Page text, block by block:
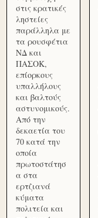
στις κρατικές
ληστείες
παράλληλα με
τα ρουσφέτια
ΝΔ και
ΠΑΣΟΚ,
επίορκους
υπαλλήλους
και βαλτούς
αστυνομικούς.
Από την
δεκαετία του
70 κατά την
οποία
πρωτοστάτησ
α στα
ερτζιανά
κύματα
πολιτεία και